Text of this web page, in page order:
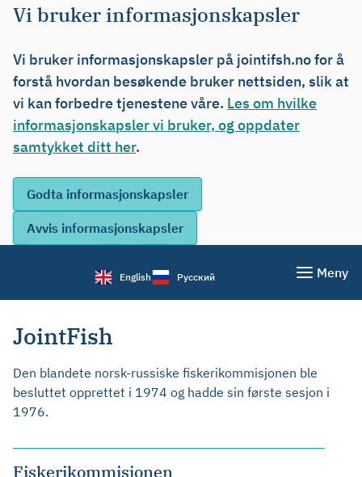
Vi bruker informasjonskapsler
Vi bruker informasjonskapsler på jointifsh.no for å
forstå hvordan besøkende bruker nettsiden, slik at
vi kan forbedre tjenestene våre. Les om hvilke
informasjonskapsler vi bruker, og oppdater
samtykket ditt her.
English Русский Meny
JointFish
Den blandete norsk-russiske fiskerikommisjonen ble
besluttet opprettet i 1974 og hadde sin første sesjon i
1976.
Fiskerikommisjonen